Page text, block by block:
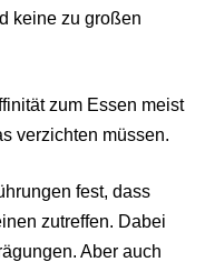
keine zu großen
zum Essen meist
verzichten müssen.
fest, dass
zutreffen. Dabei
Aber auch